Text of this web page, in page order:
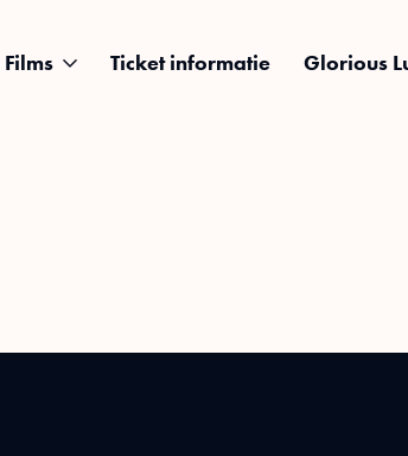
Films Ticket informatie Glorious